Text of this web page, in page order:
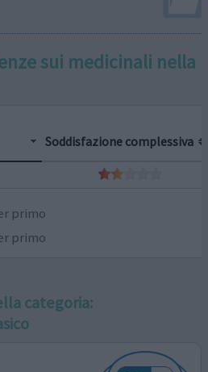
sui medicinali nella
Soddisfazione complessiva
primo
primo
categoria: